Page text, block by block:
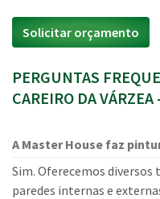
Solicitar orçamento
PERGUNTAS
CAREIRO DA VÁRZEA
A Master House faz
Sim. Oferecemos
paredes internas e